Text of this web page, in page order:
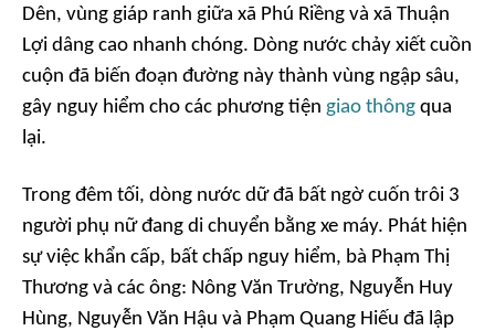
Dên, vùng giáp ranh giữa xã Phú Riềng và xã Thuận
Lợi dâng cao nhanh chóng. Dòng nước chảy xiết cuồn
cuộn đã biến đoạn đường này thành vùng ngập sâu,
gây nguy hiểm cho các phương tiện giao thông qua
lại.
Trong đêm tối, dòng nước dữ đã bất ngờ cuốn trôi 3
người phụ nữ đang di chuyển bằng xe máy. Phát hiện
sự việc khẩn cấp, bất chấp nguy hiểm, bà Phạm Thị
Thương và các ông: Nông Văn Trường, Nguyễn Huy
Hùng, Nguyễn Văn Hậu và Phạm Quang Hiếu đã lập